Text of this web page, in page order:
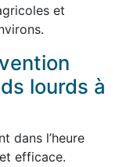
et
lourds à
dans l’heure
efficace.